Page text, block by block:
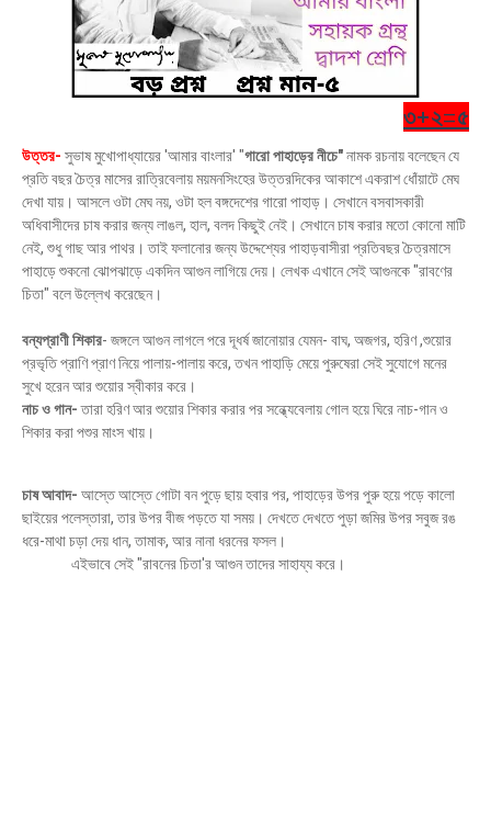
৩+২=৫
উত্তর- সুভাষ মুখোপাধ্যায়ের 'আমার বাংলার' "গারো পাহাড়ের নীচে"নামক রচনায় বলেছেন যে
প্রতি বছর চৈত্র মাসের রাত্রিবেলায় ময়মনসিংহের উত্তরদিকের আকাশে একরাশ ধোঁয়াটে মেঘ
দেখা যায়। আসলে ওটা মেঘ নয়, ওটা হল বঙ্গদেশের গারো পাহাড়। সেখানে বসবাসকারী
অধিবাসীদের চাষ করার জন্য লাঙল, হাল, বলদ কিছুই নেই। সেখানে চাষ করার মতো কোনো মাটি
নেই, শুধু গাছ আর পাথর। তাই ফলানোর জন্য উদ্দেশ্যের পাহাড়বাসীরা প্রতিবছর চৈত্রমাসে
পাহাড়ে শুকনো ঝোপঝাড়ে একদিন আগুন লাগিয়ে দেয়। লেখক এখানে সেই আগুনকে "রাবণের
চিতা" বলে উল্লেখ করেছেন।
বন্যপ্রাণী শিকার- জঙ্গলে আগুন লাগলে পরে দূধর্ষ জানোয়ার যেমন- বাঘ, অজগর, হরিণ ,শুয়োর
প্রভৃতি প্রাণি প্রাণ নিয়ে পালায়-পালায় করে, তখন পাহাড়ি মেয়ে পুরুষেরা সেই সুযোগে মনের
সুখে হরেন আর শুয়োর স্বীকার করে।
নাচ ও গান-তারা হরিণ আর শুয়োর শিকার করার পর সন্ধ্যেবেলায় গোল হয়ে ঘিরে নাচ-গান ও
শিকার করা পশুর মাংস খায়।
চাষ আবাদ- আস্তে আস্তে গোটা বন পুড়ে ছায় হবার পর, পাহাড়ের উপর পুরু হয়ে পড়ে কালো
ছাইয়ের পলেস্তারা, তার উপর বীজ পড়তে যা সময়। দেখতে দেখতে পুড়া জমির উপর সবুজ রঙ
ধরে-মাথা চড়া দেয় ধান, তামাক, আর নানা ধরনের ফসল।
এইভাবে সেই "রাবনের চিতা'র আগুন তাদের সাহায্য করে।